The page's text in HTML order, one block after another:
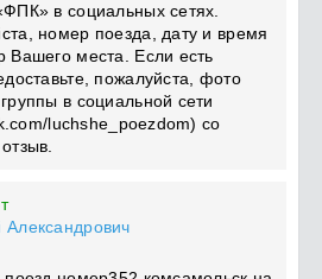
в социальных сетях.
номер поезда, дату и время
Вашего места. Если есть
пожалуйста, фото
в социальной сети
luchshe_poezdom) со